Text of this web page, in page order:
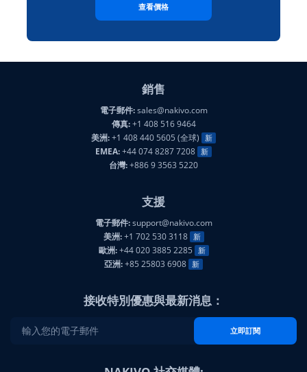
查看價格
銷售
電子郵件:sales@nakivo.com
傳真:+1 408 516 9464
美洲:+1 408 440 5605 (全球) 新
EMEA:+44 074 8287 7208 新
台灣:+886 9 3563 5220
支援
電子郵件:support@nakivo.com
美洲:+1 702 530 3118 新
歐洲:+44 020 3885 2285 新
亞洲:+85 25803 6908 新
接收特別優惠與最新消息：
立即訂閱